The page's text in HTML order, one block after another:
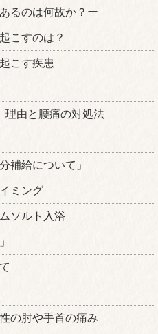
るのは何故か？ー
こすのは？
こす疾患
由と腰痛の対処法
補給について」
ミング
ソルト入浴
の肘や手首の痛み